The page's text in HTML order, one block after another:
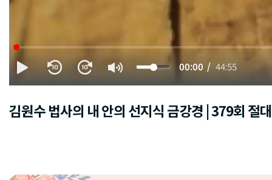
00:00 44:55
김원수 법사의 내 안의 선지식 금강경 | 379회 절